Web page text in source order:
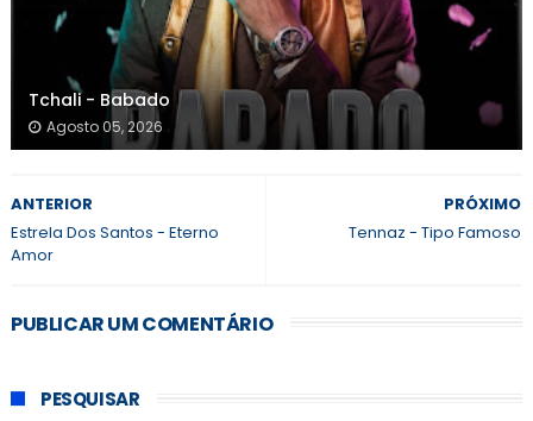
Tchali - Babado
Agosto 05, 2026
PRÓXIMO
Tennaz - Tipo Famoso
ANTERIOR
Estrela Dos Santos - Eterno
Amor
PUBLICAR UM COMENTÁRIO
PESQUISAR